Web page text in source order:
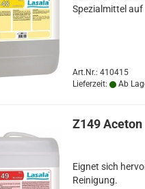
Spezialmittel
Art.Nr.: 410415
Lieferzeit:
Ab
Z149 Aceton
Eignet sich
Reinigung.